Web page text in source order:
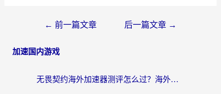
← 前一篇文章 后一篇文章 →
加速国内游戏
无畏契约海外加速器测评怎么过？海外玩家亲测实用指南（附小众技巧）